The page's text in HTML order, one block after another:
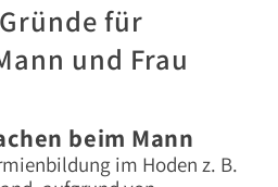
für
und Frau
beim Mann
im Hoden z. B.